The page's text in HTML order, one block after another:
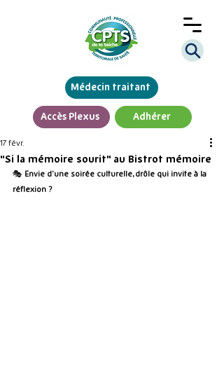
Adhérer
Accès Plexus
Médecin traitant
"Si la mémoire sourit" au Bistrot mémoire
17 févr.
🎭 Envie d’une soirée culturelle, drôle qui invite à la
réflexion ?